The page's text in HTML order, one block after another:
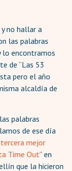
no hallar a
las palabras
lo encontramos
de “Las 53
pero el año
alcaldía de
palabras
de ese día
mejor
Time Out” en
que la hicieron